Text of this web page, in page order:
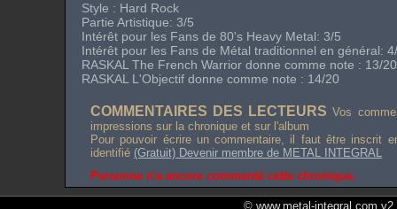
Style : Hard Rock
Partie Artistique: 3/5
Intérêt pour les Fans de 80's Heavy Metal: 3/5
Intérêt pour les Fans de Métal traditionnel en général:
RASKAL The French Warrior donne comme note : 13/20
RASKAL L'Objectif donne comme note : 14/20
COMMENTAIRES DES LECTEURS Vos
impressions sur la chronique et sur l'album
Pour pouvoir écrire un commentaire, il faut être inscrit
identifié (Gratuit) Devenir membre de METAL INTEGRAL
Personne n'a encore commenté cette chronique.
© www.metal-integral.com